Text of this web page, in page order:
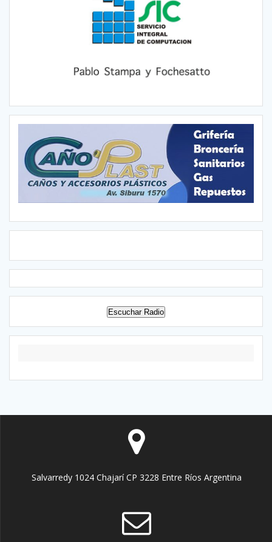
Escuchar Radio
Salvarredy 1024 Chajarí CP 3228 Entre Ríos Argentina